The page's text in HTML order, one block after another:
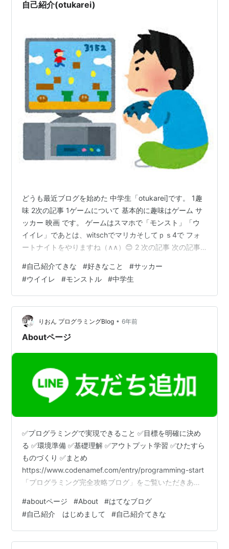
自己紹介(otukarei)
どうも最近ブログを始めた 中学生「otukarei]です。 1趣
味 2次の記事 1ゲームについて 基本的に趣味はゲーム サ
ッカー 映画 です。 ゲームはスマホで「モンスト」「ウ
イイレ」であとは、witschでマリカそしてｐｓ4で フォ
ートナイトをやりますね（∧∧）😊 2 次の記事 次の記事
ーーーーす(草) お楽しみに！では 😋😋😋😎😎😎
#自己紹介てきな #好きなこと #サッカー
#ウイイレ #モンストル #中学生
りおん プログラミングBlog • 6年前
Aboutページ
✅プログラミングで実現できること ✅目標を明確に決め
る ✅環境準備 ✅基礎理解 ✅アウトプット学習 ✅ひたすら
ものづくり ✅まとめ
https://www.codenamef.com/entry/programming-start
「プログラミング完全攻略ブログ」をご覧いただきあり
ミングを効率良く学習できる」 情報を提供しておりま
す。 このブログを見ることでプログラミングで挫折する
といった不幸なことを 100%避けることができます。 自
己紹介 自己紹介 ちなみに私のことについてご紹介しま
#aboutページ #About #はてなブログ
#自己紹介 はじめまして #自己紹介てきな